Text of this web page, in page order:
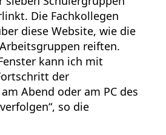
Die Fachkollegen
diese Website, wie die
reiften.
kann ich mit
der
Abend oder am PC des
so die